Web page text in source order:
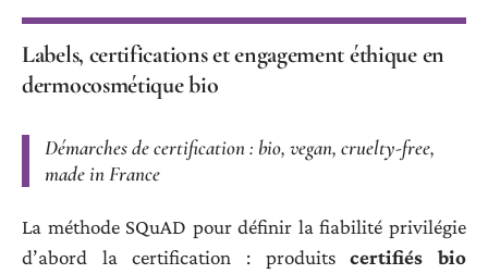
Labels, certifications et engagement éthique en
dermocosmétique bio
Démarches de certification : bio, vegan, cruelty-free,
made in France
La méthode SQuAD pour définir la fiabilité privilégie
d’abord la certification : produitscertifiés bio